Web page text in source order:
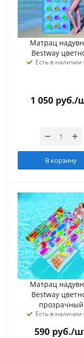
Матрац
Bestway
Есть в наличии
1 050 руб./
В корзину
Матрац
Bestway
прозрачный
Есть в наличии
590руб./